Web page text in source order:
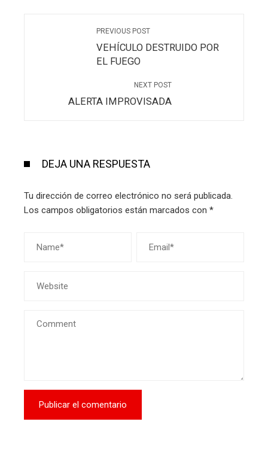
PREVIOUS POST
VEHÍCULO DESTRUIDO POR
EL FUEGO
NEXT POST
ALERTA IMPROVISADA
DEJA UNA RESPUESTA
Tu dirección de correo electrónico no será publicada.
Los campos obligatorios están marcados con *